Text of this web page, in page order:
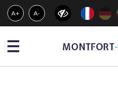
Gestion des traceurs
A+ A-
Menu MONTFORT-